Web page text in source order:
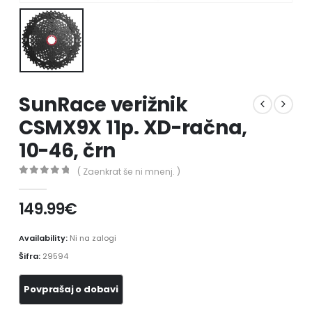
SunRace verižnik
CSMX9X 11p. XD-račna,
10-46, črn
( Zaenkrat še ni mnenj. )
149.99€
Availability: Ni na zalogi
Šifra: 29594